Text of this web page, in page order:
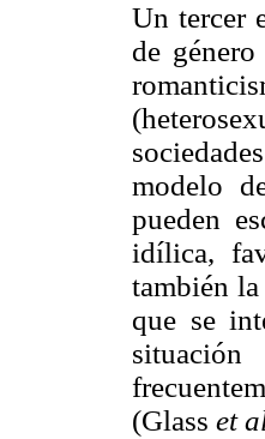
Un tercer
de
modelo
pueden
idílica,
también
que se
situación
(Glass et